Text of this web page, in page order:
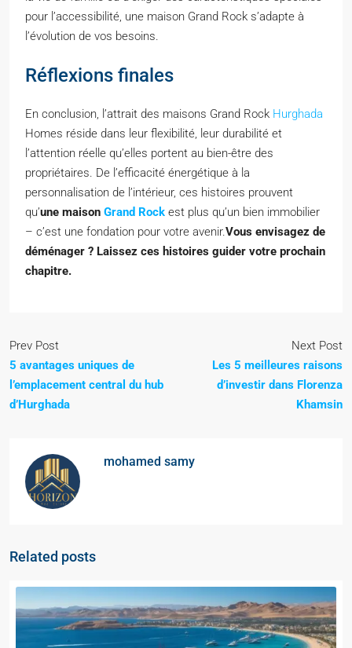
pour l’accessibilité, une maison Grand Rock s’adapte à
l’évolution de vos besoins.
Réflexions finales
En conclusion, l’attrait des maisons Grand Rock Hurghada
Homes réside dans leur flexibilité, leur durabilité et
l’attention réelle qu’elles portent au bien-être des
propriétaires. De l’efficacité énergétique à la
personnalisation de l’intérieur, ces histoires prouvent
qu’une maison Grand Rock est plus qu’un bien immobilier
– c’est une fondation pour votre avenir.Vous envisagez de
déménager ? Laissez ces histoires guider votre prochain
chapitre.
Prev Post
5 avantages uniques de
l’emplacement central du hub
d’Hurghada
Next Post
Les 5 meilleures raisons
d’investir dans Florenza
Khamsin
mohamed samy
Related posts